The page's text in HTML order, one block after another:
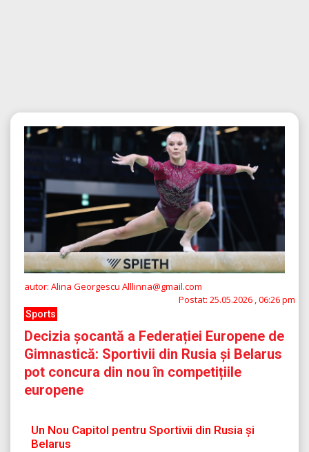
autor: Alina Georgescu Alllinna@gmail.com
Postat: 25.05.2026 , 06:26 pm
Sports
Decizia șocantă a Federației Europene de
Gimnastică: Sportivii din Rusia și Belarus
pot concura din nou în competițiile
europene
Un Nou Capitol pentru Sportivii din Rusia și
Belarus